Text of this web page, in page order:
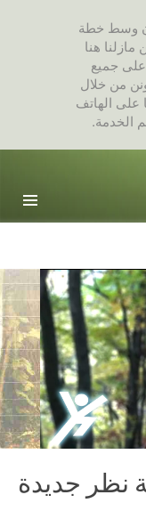
وسط خطة
هنا
جميع
من خلال
على الهاتف
الخدمة.
نظر جديدة